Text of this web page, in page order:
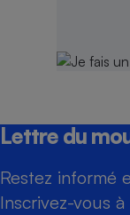
Lettre du
Restez informé
Inscrivez-vous